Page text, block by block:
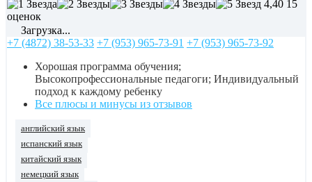
4,40 15
оценок
Загрузка...
+7 (4872) 38-53-33 +7 (953) 965-73-91 +7 (953) 965-73-92
Хорошая программа обучения;
Высокопрофессиональные педагоги; Индивидуальный
подход к каждому ребенку
Все плюсы и минусы из отзывов
английский язык
испанский язык
китайский язык
немецкий язык